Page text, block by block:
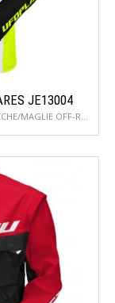
JE13004